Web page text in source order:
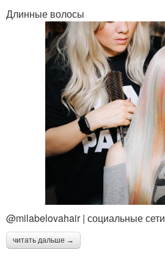
Длинные волосы
@milabelovahair | социальные сети
читать дальше →